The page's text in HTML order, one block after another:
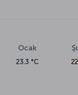
Ocak
23.3 °C